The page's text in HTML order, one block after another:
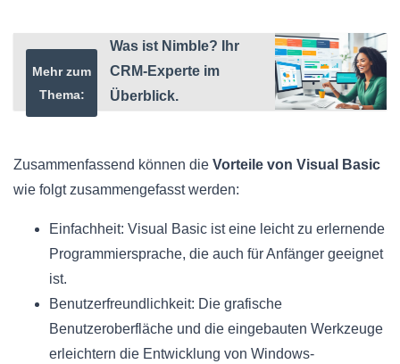
Mehr zum
Thema:
Was ist Nimble? Ihr
CRM-Experte im
Überblick.
Zusammenfassend können die Vorteile von Visual Basic
wie folgt zusammengefasst werden:
Einfachheit: Visual Basic ist eine leicht zu erlernende
Programmiersprache, die auch für Anfänger geeignet
ist.
Benutzerfreundlichkeit: Die grafische
Benutzeroberfläche und die eingebauten Werkzeuge
erleichtern die Entwicklung von Windows-